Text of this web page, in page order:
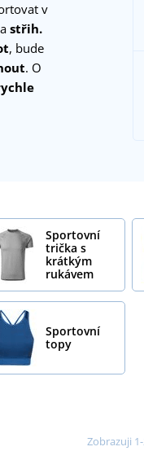
v
a střih.
, bude
. O
Sportovní
trička s
krátkým
rukávem
Sportovní
topy
Zobrazuji